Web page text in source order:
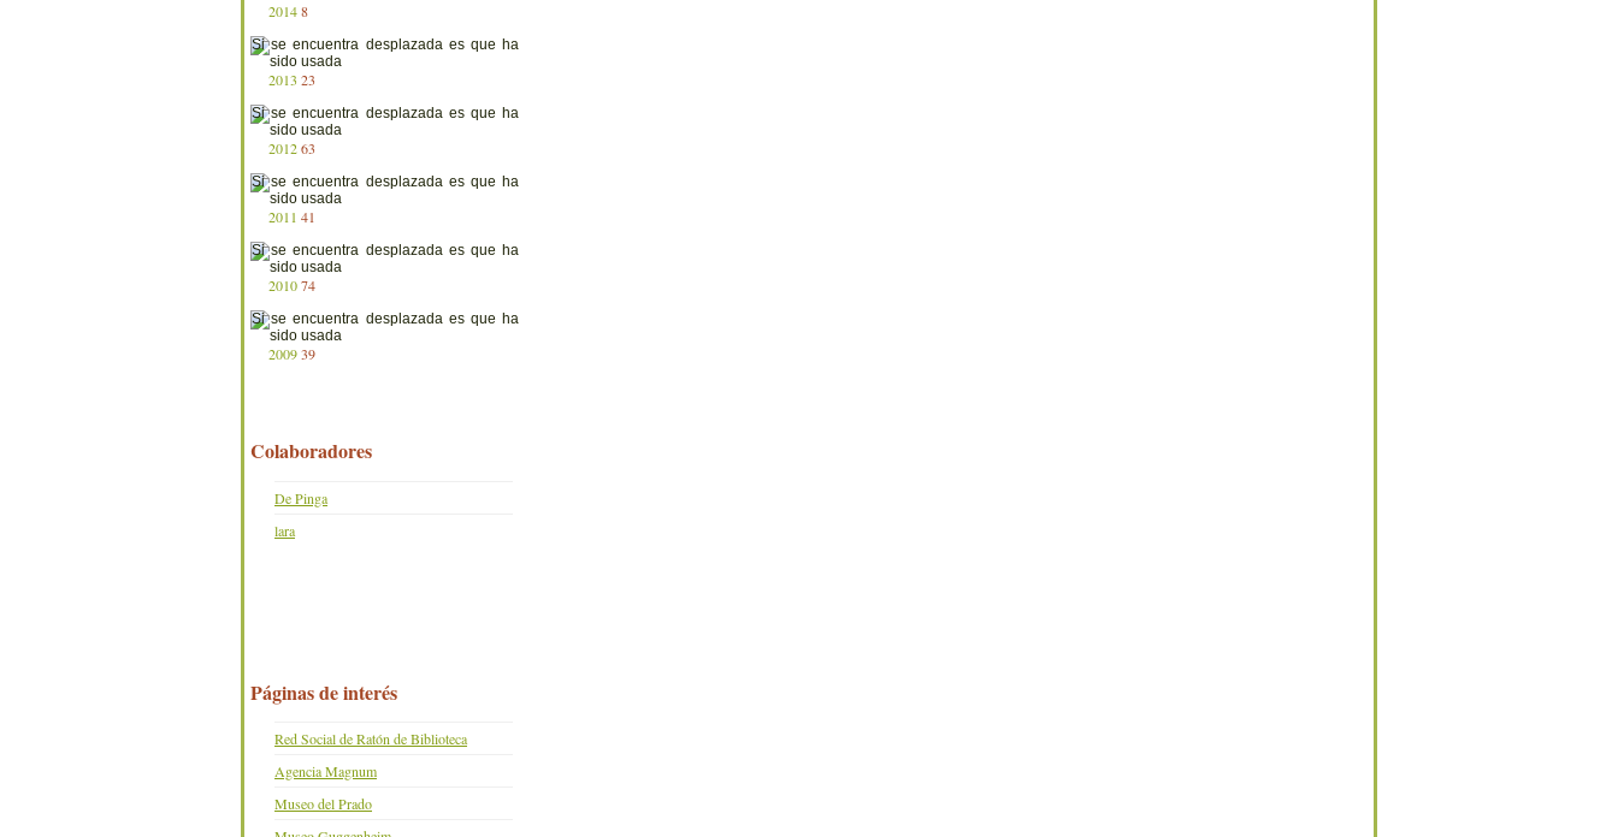
20148
2013 23
201263
2011 41
201074
200939
Colaboradores
De Pinga
lara
Páginas de interés
Red Social de Ratón de Biblioteca
Agencia Magnum
Museo del Prado